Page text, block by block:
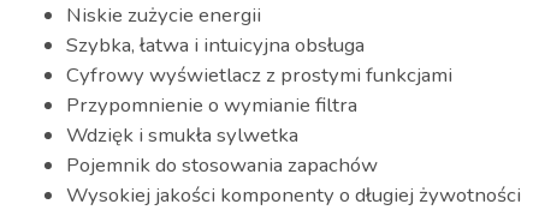
Niskie zużycie energii
Szybka, łatwa i intuicyjna obsługa
Cyfrowy wyświetlacz z prostymi funkcjami
Przypomnienie o wymianie filtra
Wdzięk i smukła sylwetka
Pojemnik do stosowania zapachów
Wysokiej jakości komponenty o długiej żywotności